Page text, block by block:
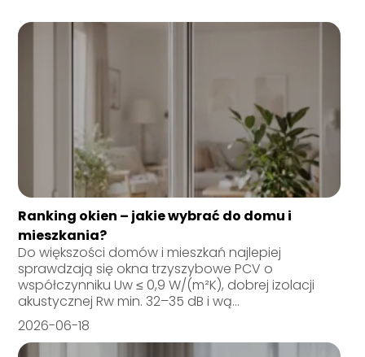
Ranking okien – jakie wybrać do domu i
mieszkania?
Do większości domów i mieszkań najlepiej
sprawdzają się okna trzyszybowe PCV o
współczynniku Uw ≤ 0,9 W/(m²K), dobrej izolacji
akustycznej Rw min. 32–35 dB i wą...
2026-06-18